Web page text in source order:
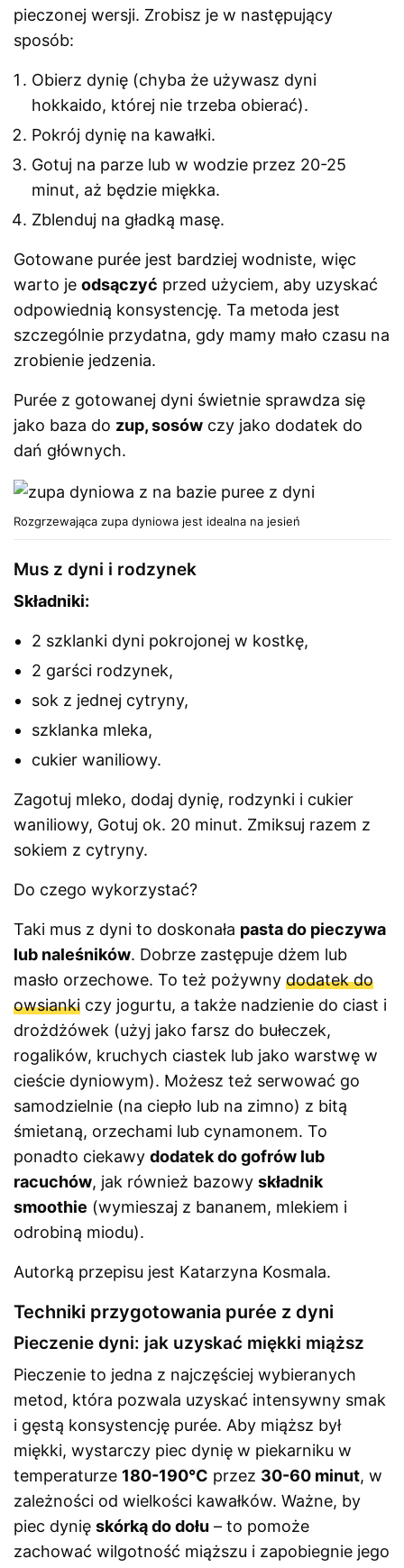
pieczonej wersji. Zrobisz je w następujący
sposób:
Obierz dynię (chyba że używasz dyni
hokkaido, której nie trzeba obierać).
Pokrój dynię na kawałki.
Gotuj na parze lub w wodzie przez 20-25
minut, aż będzie miękka.
Zblenduj na gładką masę.
Gotowane purée jest bardziej wodniste, więc
warto jeodsączyć przed użyciem, aby uzyskać
odpowiednią konsystencję. Ta metoda jest
szczególnie przydatna, gdy mamy mało czasu na
zrobienie jedzenia.
Purée z gotowanej dyni świetnie sprawdza się
jako baza do zup, sosów czy jako dodatek do
dań głównych.
Rozgrzewająca zupa dyniowa jest idealna na jesień
Mus z dyni i rodzynek
Składniki:
2 szklanki dyni pokrojonej w kostkę,
2 garści rodzynek,
sok z jednej cytryny,
szklanka mleka,
cukier waniliowy.
Zagotuj mleko, dodaj dynię, rodzynki i cukier
waniliowy, Gotuj ok. 20 minut. Zmiksuj razem z
sokiem z cytryny.
Do czego wykorzystać?
Taki mus z dyni to doskonała pasta do pieczywa
lub naleśników. Dobrze zastępuje dżem lub
masło orzechowe. To też pożywnydodatek do
owsianki czy jogurtu, a także nadzienie do ciast i
drożdżówek (użyj jako farsz do bułeczek,
rogalików, kruchych ciastek lub jako warstwę w
cieście dyniowym). Możesz też serwować go
samodzielnie (na ciepło lub na zimno) z bitą
śmietaną, orzechami lub cynamonem. To
ponadto ciekawydodatek do gofrów lub
racuchów, jak również bazowyskładnik
smoothie (wymieszaj z bananem, mlekiem i
odrobiną miodu).
Autorką przepisu jest Katarzyna Kosmala.
Techniki przygotowania purée z dyni
Pieczenie dyni: jak uzyskać miękki miąższ
Pieczenie to jedna z najczęściej wybieranych
metod, która pozwala uzyskać intensywny smak
i gęstą konsystencję purée. Aby miąższ był
miękki, wystarczy piec dynię w piekarniku w
temperaturze 180-190°C przez 30-60 minut, w
zależności od wielkości kawałków. Ważne, by
piec dynięskórką do dołu – to pomoże
zachować wilgotność miąższu i zapobiegnie jego